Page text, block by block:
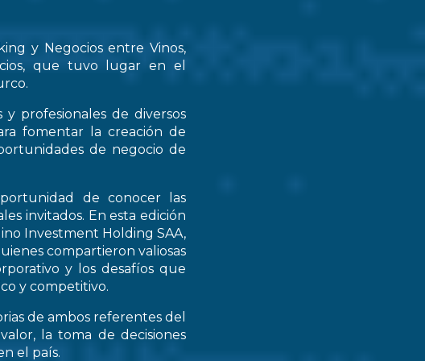
y Negocios entre Vinos,
que tuvo lugar en el
y profesionales de diversos
fomentar la creación de
de negocio de
de conocer las
invitados. En esta edición
Investment Holding SAA,
compartieron valiosas
y los desafíos que
y competitivo.
de ambos referentes del
la toma de decisiones
el país.